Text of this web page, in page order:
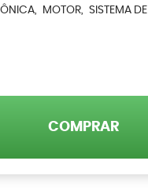
MOTOR
SISTEMA DE
COMPRAR